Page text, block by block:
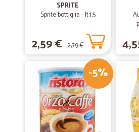
SPRITE
Sprite bottiglia - lt.1,5
2,59 € 2,79 €
-5%